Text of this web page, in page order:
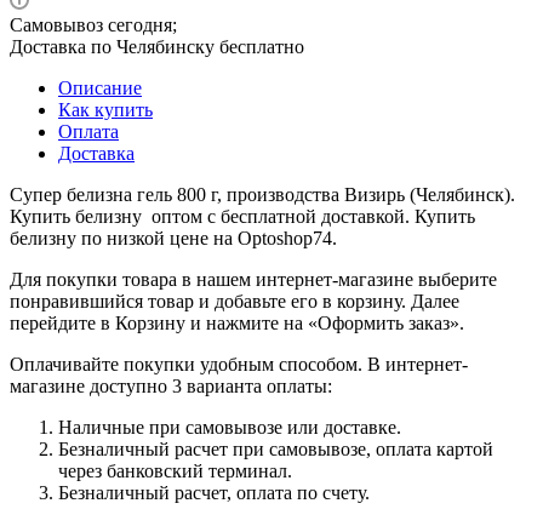
Самовывоз сегодня;
Доставка по Челябинску бесплатно
Описание
Как купить
Оплата
Доставка
Супер белизна гель 800 г, производства Визирь (Челябинск).
Купить белизну оптом с бесплатной доставкой. Купить
белизну по низкой цене на Optoshop74.
Для покупки товара в нашем интернет-магазине выберите
понравившийся товар и добавьте его в корзину. Далее
перейдите в Корзину и нажмите на «Оформить заказ».
Оплачивайте покупки удобным способом. В интернет-
магазине доступно 3 варианта оплаты:
Наличные при самовывозе или доставке.
Безналичный расчет при самовывозе, оплата картой
через банковский терминал.
Безналичный расчет, оплата по счету.